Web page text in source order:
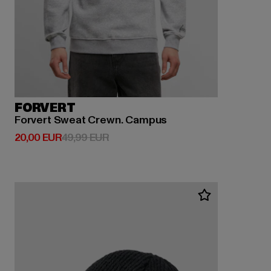
FORVERT
Forvert Sweat Crewn. Campus
20,00 EUR
Derzeitiger Preis: 20,00 EUR
49,99 EURAktionspreis: 49,99 EUR